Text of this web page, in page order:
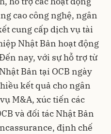
cao công nghệ, ngân
cung cấp dịch vụ tài
Nhật Bản hoạt động
nay, với sự hỗ trợ từ
Bản tại OCB ngày
kết quả cho ngân
M&A, xúc tiến các
và đối tác Nhật Bản
định chế